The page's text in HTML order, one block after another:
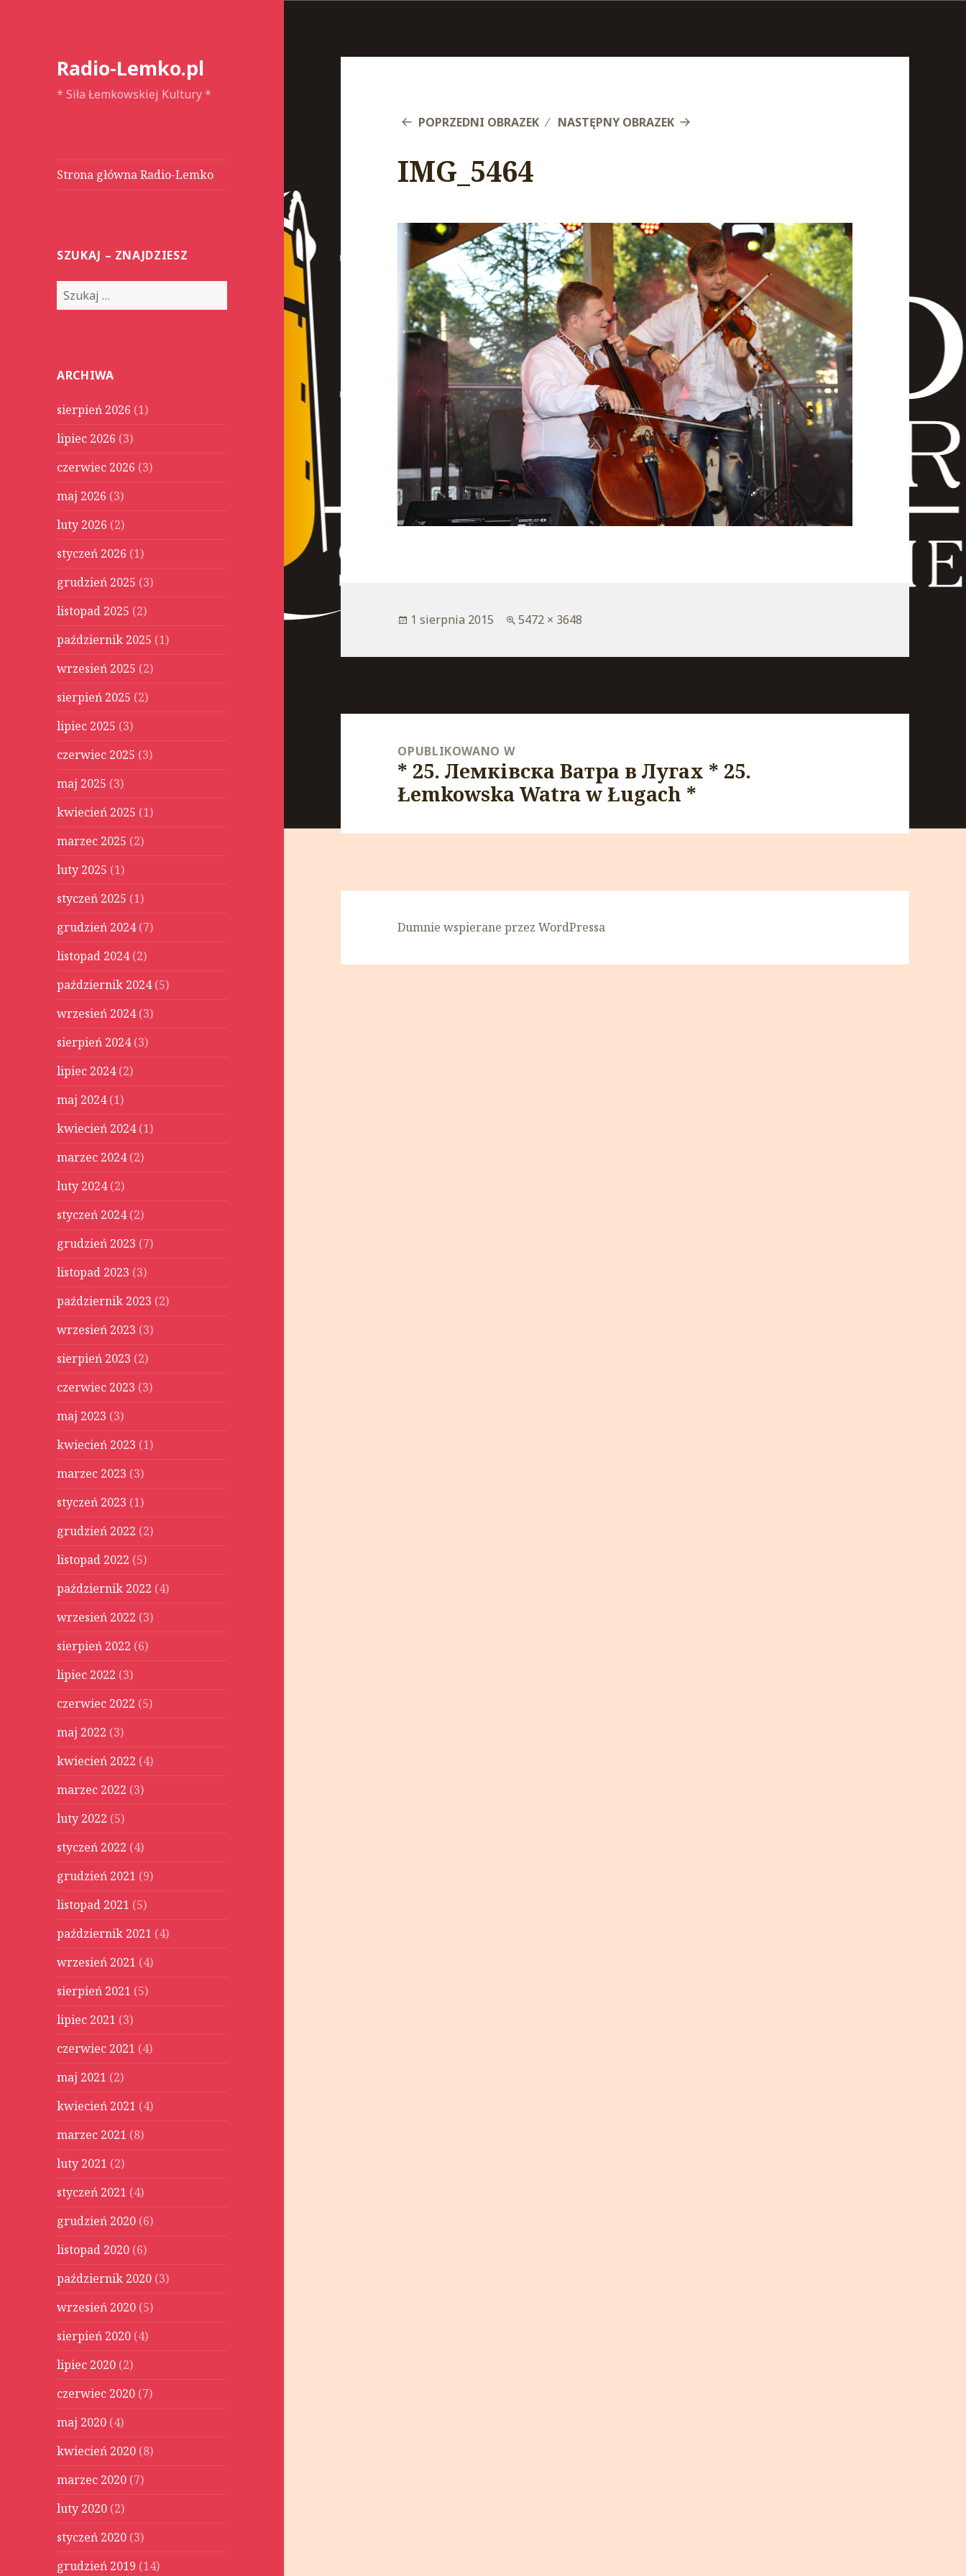
Radio-Lemko.pl
* Siła Łemkowskiej Kultury *
Strona główna Radio-Lemko
SZUKAJ – ZNAJDZIESZ
S
z
j
ARCHIWA
sierpień 2026 (1)
lipiec 2026 (3)
czerwiec 2026 (3)
maj 2026 (3)
luty 2026 (2)
styczeń 2026 (1)
grudzień 2025 (3)
listopad 2025 (2)
październik 2025 (1)
wrzesień 2025 (2)
sierpień 2025 (2)
lipiec 2025 (3)
czerwiec 2025 (3)
maj 2025 (3)
kwiecień 2025 (1)
marzec 2025 (2)
luty 2025 (1)
styczeń 2025 (1)
grudzień 2024(7)
listopad 2024(2)
październik 2024(5)
wrzesień 2024(3)
sierpień 2024(3)
lipiec 2024(2)
maj 2024(1)
kwiecień 2024(1)
marzec 2024(2)
luty 2024(2)
styczeń 2024(2)
grudzień 2023 (7)
listopad 2023 (3)
październik 2023 (2)
wrzesień 2023 (3)
sierpień 2023 (2)
czerwiec 2023 (3)
maj 2023 (3)
kwiecień 2023 (1)
marzec 2023 (3)
styczeń 2023 (1)
grudzień 2022 (2)
listopad 2022 (5)
październik 2022 (4)
wrzesień 2022 (3)
sierpień 2022 (6)
lipiec 2022 (3)
czerwiec 2022 (5)
maj 2022 (3)
kwiecień 2022 (4)
marzec 2022 (3)
luty 2022 (5)
styczeń 2022 (4)
grudzień 2021 (9)
listopad 2021 (5)
październik 2021 (4)
wrzesień 2021 (4)
sierpień 2021 (5)
lipiec 2021 (3)
czerwiec 2021 (4)
maj 2021 (2)
kwiecień 2021 (4)
marzec 2021 (8)
luty 2021 (2)
styczeń 2021 (4)
grudzień 2020 (6)
listopad 2020 (6)
październik 2020 (3)
wrzesień 2020 (5)
sierpień 2020 (4)
lipiec 2020 (2)
czerwiec 2020 (7)
maj 2020 (4)
kwiecień 2020 (8)
marzec 2020 (7)
luty 2020 (2)
styczeń 2020 (3)
grudzień 2019 (14)
POPRZEDNI OBRAZEK NASTĘPNY OBRAZEK
IMG_5464
Opublikowano
1 sierpnia 2015
Pełny
5472 × 3648
OPUBLIKOWANO W
* 25. Лемківска Ватра в Лугах * 25.
Łemkowska Watra w Ługach *
Dumnie wspierane przez WordPressa